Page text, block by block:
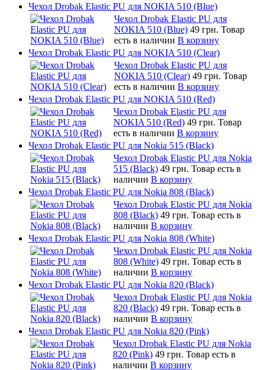
Чехол Drobak Elastic PU для NOKIA 510 (Blue)
Чехол Drobak Elastic PU для
NOKIA 510 (Blue) 49 грн. Товар
есть в наличии В корзину
Чехол Drobak Elastic PU для NOKIA 510 (Clear)
Чехол Drobak Elastic PU для
NOKIA 510 (Clear) 49 грн. Товар
есть в наличии В корзину
Чехол Drobak Elastic PU для NOKIA 510 (Red)
Чехол Drobak Elastic PU для
NOKIA 510 (Red) 49 грн. Товар
есть в наличии В корзину
Чехол Drobak Elastic PU для Nokia 515 (Black)
Чехол Drobak Elastic PU для Nokia
515 (Black) 49 грн. Товар есть в
наличии В корзину
Чехол Drobak Elastic PU для Nokia 808 (Black)
Чехол Drobak Elastic PU для Nokia
808 (Black) 49 грн. Товар есть в
наличии В корзину
Чехол Drobak Elastic PU для Nokia 808 (White)
Чехол Drobak Elastic PU для Nokia
808 (White) 49 грн. Товар есть в
наличии В корзину
Чехол Drobak Elastic PU для Nokia 820 (Black)
Чехол Drobak Elastic PU для Nokia
820 (Black) 49 грн. Товар есть в
наличии В корзину
Чехол Drobak Elastic PU для Nokia 820 (Pink)
Чехол Drobak Elastic PU для Nokia
820 (Pink) 49 грн. Товар есть в
наличии В корзину